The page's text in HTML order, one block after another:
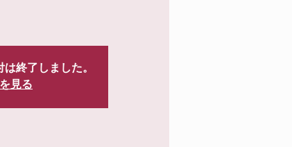
終了しました。
見る